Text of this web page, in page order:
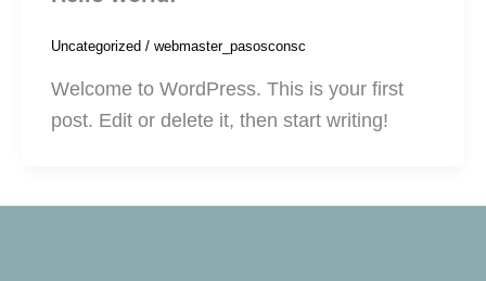
Uncategorized / webmaster_pasosconsc
Welcome to WordPress. This is your first
post. Edit or delete it, then start writing!